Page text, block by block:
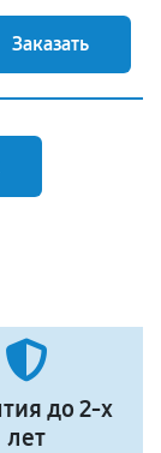
Заказать
до 2-х
лет